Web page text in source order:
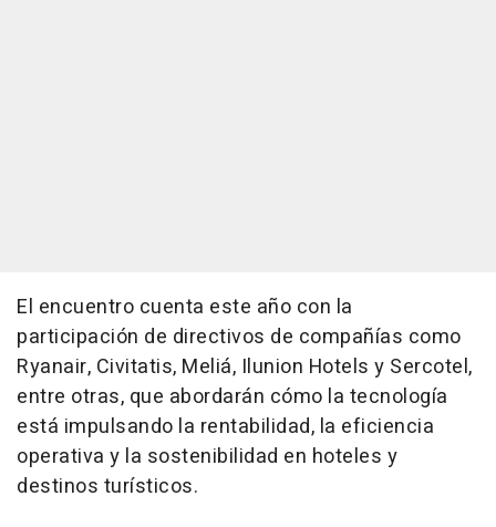
El encuentro cuenta este año con la
participación de directivos de compañías como
Ryanair, Civitatis, Meliá, Ilunion Hotels y Sercotel,
entre otras, que abordarán cómo la tecnología
está impulsando la rentabilidad, la eficiencia
operativa y la sostenibilidad en hoteles y
destinos turísticos.